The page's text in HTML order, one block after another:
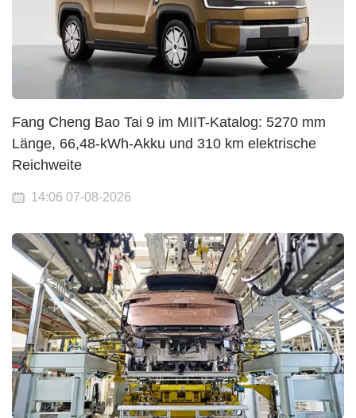
Fang Cheng Bao Tai 9 im MIIT-Katalog: 5270 mm
Länge, 66,48-kWh-Akku und 310 km elektrische
Reichweite
14:06 07-08-2026